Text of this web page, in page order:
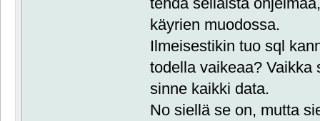
käyrien muodossa.
Ilmeisestikin tuo sql
todella vaikeaa? Vaikka
sinne kaikki data.
No siellä se on, mutta